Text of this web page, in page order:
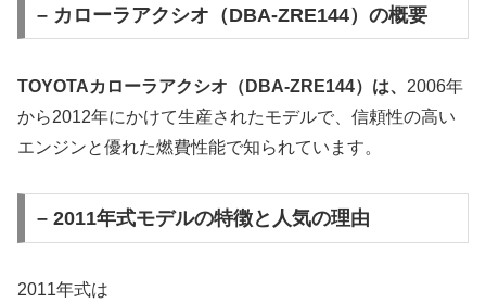
– カローラアクシオ（DBA-ZRE144）の概要
TOYOTAカローラアクシオ（DBA-ZRE144）は、 2006年
から2012年にかけて生産されたモデルで、信頼性の高い
エンジンと優れた燃費性能で知られています。
– 2011年式モデルの特徴と人気の理由
2011年式は